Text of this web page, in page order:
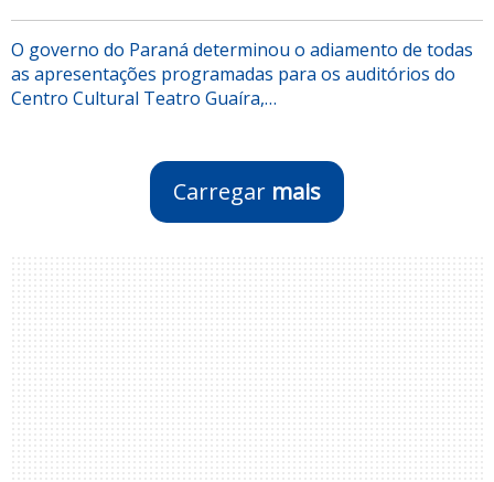
O governo do Paraná determinou o adiamento de todas
as apresentações programadas para os auditórios do
Centro Cultural Teatro Guaíra,…
Carregar mais